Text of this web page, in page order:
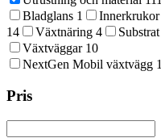
Bladglans 1 Innerkrukor
14
Växtnäring 4 Substrat
Växtväggar 10
NextGen Mobil växtvägg 1
Pris